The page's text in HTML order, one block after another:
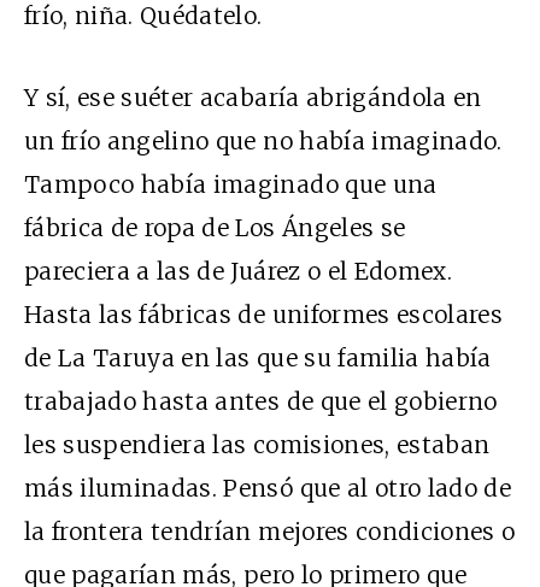
frío, niña. Quédatelo.
Y sí, ese suéter acabaría abrigándola en
un frío angelino que no había imaginado.
Tampoco había imaginado que una
fábrica de ropa de Los Ángeles se
pareciera a las de Juárez o el Edomex.
Hasta las fábricas de uniformes escolares
de La Taruya en las que su familia había
trabajado hasta antes de que el gobierno
les suspendiera las comisiones, estaban
más iluminadas. Pensó que al otro lado de
la frontera tendrían mejores condiciones o
que pagarían más, pero lo primero que